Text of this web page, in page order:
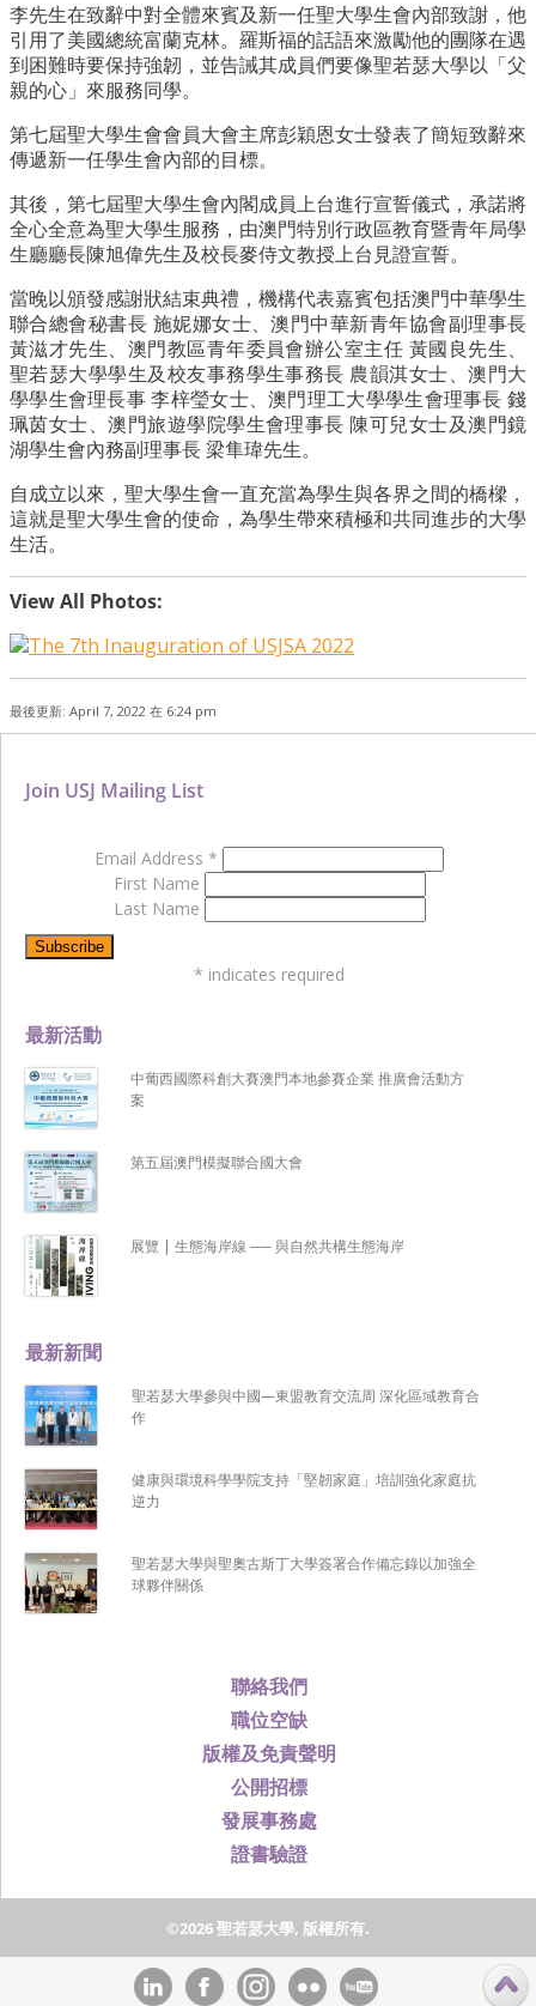
李先生在致辭中對全體來賓及新一任聖大學生會內部致謝，他
引用了美國總統富蘭克林。羅斯福的話語來激勵他的團隊在遇
到困難時要保持強韌，並告誡其成員們要像聖若瑟大學以「父
親的心」來服務同學。
第七屆聖大學生會會員大會主席彭穎恩女士發表了簡短致辭來
傳遞新一任學生會內部的目標。
其後，第七屆聖大學生會內閣成員上台進行宣誓儀式，承諾將
全心全意為聖大學生服務，由澳門特別行政區教育暨青年局學
生廳廳長陳旭偉先生及校長麥侍文教授上台見證宣誓。
當晚以頒發感謝狀結束典禮，機構代表嘉賓包括澳門中華學生
聯合總會秘書長 施妮娜女士、澳門中華新青年協會副理事長
黃滋才先生、澳門教區青年委員會辦公室主任 黃國良先生、
聖若瑟大學學生及校友事務學生事務長 農韻淇女士、澳門大
學學生會理長事 李梓瑩女士、澳門理工大學學生會理事長 錢
珮茵女士、澳門旅遊學院學生會理事長 陳可兒女士及澳門鏡
湖學生會內務副理事長 梁隼瑋先生。
自成立以來，聖大學生會一直充當為學生與各界之間的橋樑，
這就是聖大學生會的使命，為學生帶來積極和共同進步的大學
生活。
View All Photos:
最後更新: April 7, 2022 在 6:24 pm
聯絡我們
職位空缺
版權及免責聲明
公開招標
發展事務處
證書驗證
最新新聞
聖若瑟大學參與中國—東盟教育交流周 深化區域教育合
作
健康與環境科學學院支持「堅韌家庭」培訓強化家庭抗
逆力
聖若瑟大學與聖奧古斯丁大學簽署合作備忘錄以加強全
球夥伴關係
最新活動
中葡西國際科創大賽澳門本地參賽企業 推廣會活動方
案
第五屆澳門模擬聯合國大會
展覽 | 生態海岸線 ── 與自然共構生態海岸
Join USJ Mailing List
Email Address *
First Name
Last Name
* indicates required
©2026 聖若瑟大學, 版權所有.